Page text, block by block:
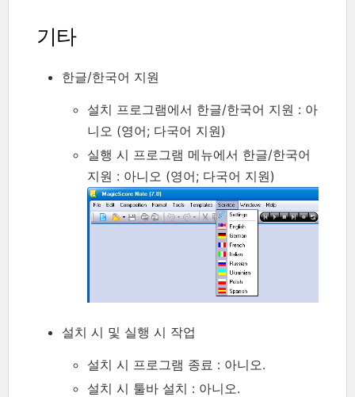
기타
한글/한국어 지원
설치 프로그램에서 한글/한국어 지원 : 아
니오 (영어; 다국어 지원)
실행 시 프로그램 메뉴에서 한글/한국어
지원 : 아니오 (영어; 다국어 지원)
설치 시 및 실행 시 작업
설치 시 프로그램 종료 : 아니오.
설치 시 툴바 설치 : 아니오.